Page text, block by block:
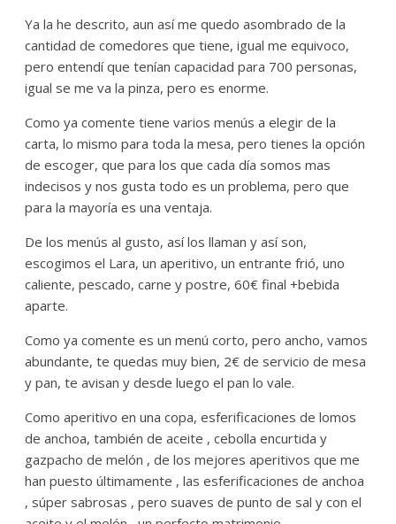
Ya la he descrito, aun así me quedo asombrado de la
cantidad de comedores que tiene, igual me equivoco,
pero entendí que tenían capacidad para 700 personas,
igual se me va la pinza, pero es enorme.
Como ya comente tiene varios menús a elegir de la
carta, lo mismo para toda la mesa, pero tienes la opción
de escoger, que para los que cada día somos mas
indecisos y nos gusta todo es un problema, pero que
para la mayoría es una ventaja.
De los menús al gusto, así los llaman y así son,
escogimos el Lara, un aperitivo, un entrante frió, uno
caliente, pescado, carne y postre, 60€ final +bebida
aparte.
Como ya comente es un menú corto, pero ancho, vamos
abundante, te quedas muy bien, 2€ de servicio de mesa
y pan, te avisan y desde luego el pan lo vale.
Como aperitivo en una copa, esferificaciones de lomos
de anchoa, también de aceite , cebolla encurtida y
gazpacho de melón , de los mejores aperitivos que me
han puesto últimamente , las esferificaciones de anchoa
, súper sabrosas , pero suaves de punto de sal y con el